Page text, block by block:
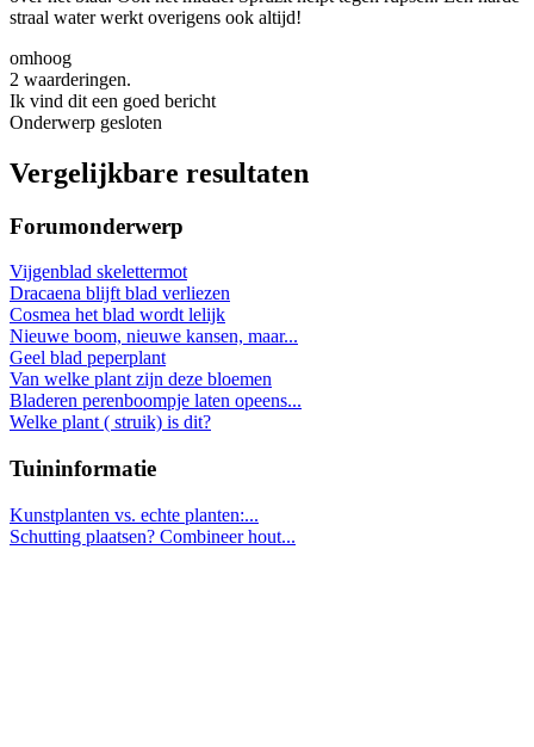
straal water werkt overigens ook altijd!
omhoog
2 waarderingen.
Ik vind dit een goed bericht
Onderwerp gesloten
Vergelijkbare resultaten
Forumonderwerp
Vijgenblad skelettermot
Dracaena blijft blad verliezen
Cosmea het blad wordt lelijk
Nieuwe boom, nieuwe kansen, maar...
Geel blad peperplant
Van welke plant zijn deze bloemen
Bladeren perenboompje laten opeens...
Welke plant ( struik) is dit?
Tuininformatie
Kunstplanten vs. echte planten:...
Schutting plaatsen? Combineer hout...